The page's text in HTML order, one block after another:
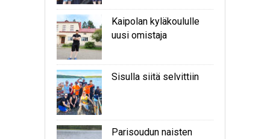
Kaipolan kyläkoululle
uusi omistaja
Sisulla siitä selvittiin
Parisoudun naisten